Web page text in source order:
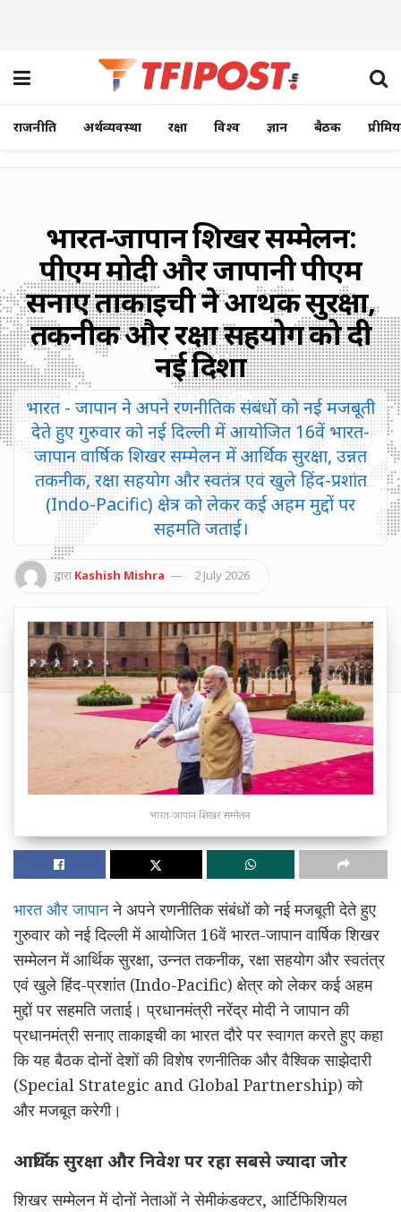
राजनीति अर्थव्यवस्था रक्षा विश्व ज्ञान बैठक
भारत-जापान शिखर सम्मेलन:
पीएम मोदी और जापानी पीएम
सनाए ताकाइची ने आर्थिक सुरक्षा,
तकनीक और रक्षा सहयोग को दी
नई दिशा
भारत - जापान ने अपने रणनीतिक संबंधों को नई मजबूती
देते हुए गुरुवार को नई दिल्ली में आयोजित 16वें भारत-
जापान वार्षिक शिखर सम्मेलन में आर्थिक सुरक्षा, उन्नत
तकनीक, रक्षा सहयोग और स्वतंत्र एवं खुले हिंद-प्रशांत
(Indo-Pacific) क्षेत्र को लेकर कई अहम मुद्दों पर
सहमति जताई।
द्वारा Kashish Mishra 2 July 2026
भारत-जापान शिखर सम्मेलन
भारत और जापानने अपने रणनीतिक संबंधों को नई मजबूती देते हुए
गुरुवार को नई दिल्ली में आयोजित 16वें भारत-जापान वार्षिक शिखर
सम्मेलन में आर्थिक सुरक्षा, उन्नत तकनीक, रक्षा सहयोग और स्वतंत्र
एवं खुले हिंद-प्रशांत (Indo-Pacific) क्षेत्र को लेकर कई अहम
मुद्दों पर सहमति जताई। प्रधानमंत्री नरेंद्र मोदी ने जापान की
प्रधानमंत्री सनाए ताकाइची का भारत दौरे पर स्वागत करते हुए कहा
कि यह बैठक दोनों देशों की विशेष रणनीतिक और वैश्विक साझेदारी
(Special Strategic and Global Partnership) को
और मजबूत करेगी।
आर्थिक सुरक्षा और निवेश पर रहा सबसे ज्यादा जोर
शिखर सम्मेलन में दोनों नेताओं ने सेमीकंडक्टर, आर्टिफिशियल